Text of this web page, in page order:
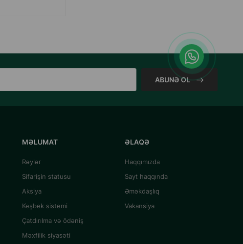
ABUNƏ OL
MƏLUMAT
Rəylər
Sifarişin statusu
Aksiya
Keşbek sistemi
Çatdırılma və ödəniş
Məxfilik siyasəti
ƏLAQƏ
Haqqımızda
Sayt haqqında
Əməkdaşlıq
Vakansiya